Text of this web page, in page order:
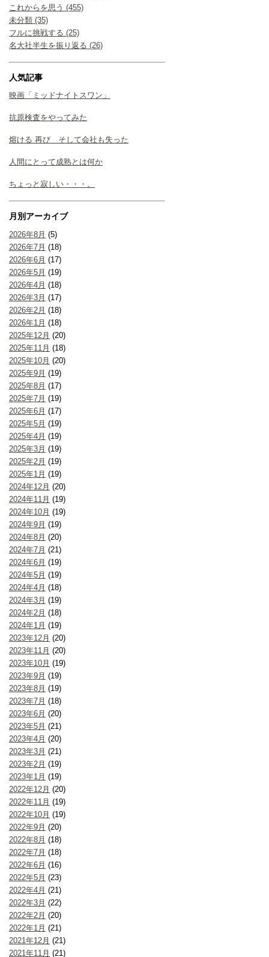
これからを思う (455)
未分類 (35)
フルに挑戦する (25)
名大社半生を振り返る (26)
人気記事
映画「ミッドナイトスワン」
抗原検査をやってみた
熔ける 再び そして会社も失った
人間にとって成熟とは何か
ちょっと寂しい・・・。
月別アーカイブ
2026年8月 (5)
2026年7月 (18)
2026年6月 (17)
2026年5月 (19)
2026年4月 (18)
2026年3月 (17)
2026年2月 (18)
2026年1月 (18)
2025年12月 (20)
2025年11月 (18)
2025年10月 (20)
2025年9月 (19)
2025年8月 (17)
2025年7月 (19)
2025年6月 (17)
2025年5月 (19)
2025年4月 (19)
2025年3月 (19)
2025年2月 (19)
2025年1月 (19)
2024年12月 (20)
2024年11月 (19)
2024年10月 (19)
2024年9月 (19)
2024年8月 (20)
2024年7月 (21)
2024年6月 (19)
2024年5月 (19)
2024年4月 (18)
2024年3月 (19)
2024年2月 (18)
2024年1月 (19)
2023年12月 (20)
2023年11月 (20)
2023年10月 (19)
2023年9月 (19)
2023年8月 (19)
2023年7月 (18)
2023年6月 (20)
2023年5月 (21)
2023年4月 (20)
2023年3月 (21)
2023年2月 (19)
2023年1月 (19)
2022年12月 (20)
2022年11月 (19)
2022年10月 (19)
2022年9月 (20)
2022年8月 (18)
2022年7月 (18)
2022年6月 (16)
2022年5月 (23)
2022年4月 (21)
2022年3月 (22)
2022年2月 (20)
2022年1月 (21)
2021年12月 (21)
2021年11月 (21)